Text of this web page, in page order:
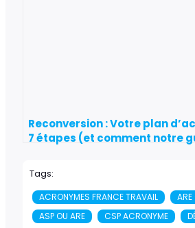
Reconversion : Votre plan
7 étapes (et comment notre
Tags:
ACRONYMES FRANCE TRAVAIL
ARE
ASP OU ARE
CSP ACRONYME